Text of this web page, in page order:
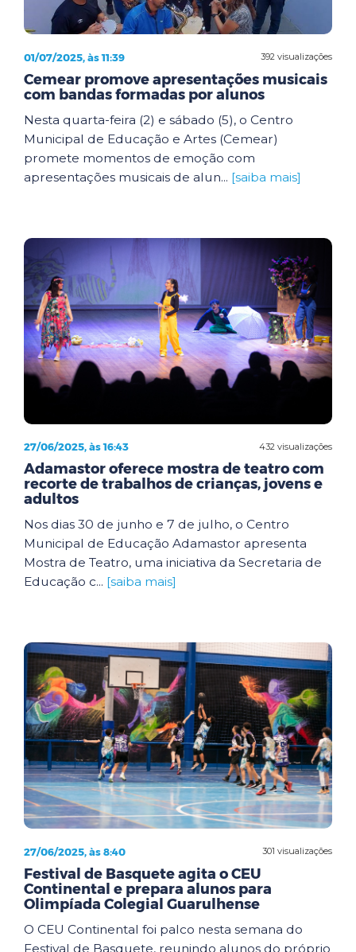
392 visualizações
01/07/2025, às 11:39
Cemear promove apresentações musicais
com bandas formadas por alunos
Nesta quarta-feira (2) e sábado (5), o Centro
Municipal de Educação e Artes (Cemear)
promete momentos de emoção com
apresentações musicais de alun... [saiba mais]
432 visualizações
27/06/2025, às 16:43
Adamastor oferece mostra de teatro com
recorte de trabalhos de crianças, jovens e
adultos
Nos dias 30 de junho e 7 de julho, o Centro
Municipal de Educação Adamastor apresenta
Mostra de Teatro, uma iniciativa da Secretaria de
Educação c... [saiba mais]
301 visualizações
27/06/2025, às 8:40
Festival de Basquete agita o CEU
Continental e prepara alunos para
Olimpíada Colegial Guarulhense
O CEU Continental foi palco nesta semana do
Festival de Basquete, reunindo alunos do próprio